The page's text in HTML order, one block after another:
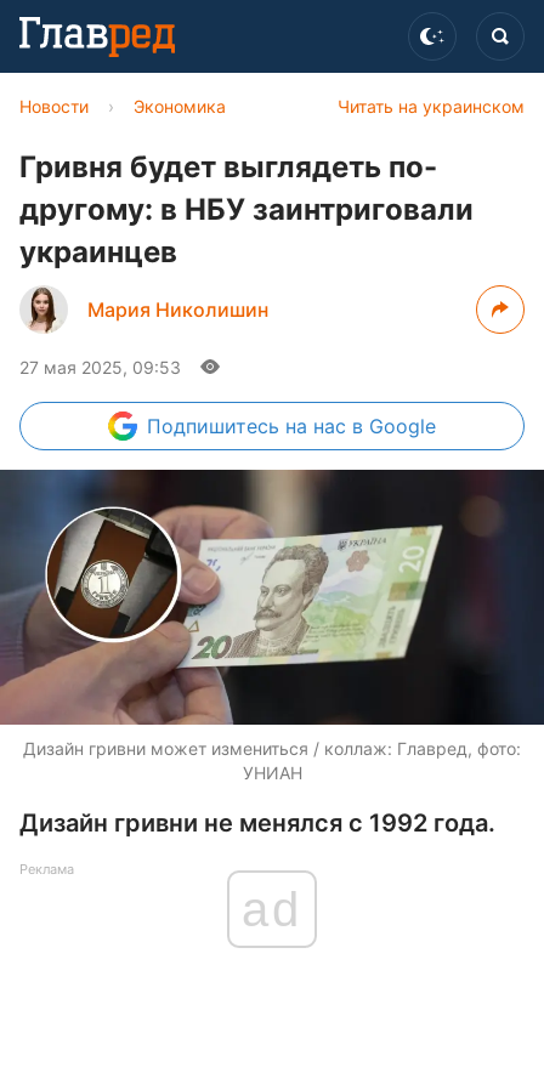
Читать на украинском
Новости › Экономика
Гривня будет выглядеть по-
другому: в НБУ заинтриговали
украинцев
Мария Николишин
27 мая 2025, 09:53
Подпишитесь на нас в Google
Дизайн гривни может измениться / коллаж: Главред, фото:
УНИАН
Дизайн гривни не менялся с 1992 года.
Реклама
ad